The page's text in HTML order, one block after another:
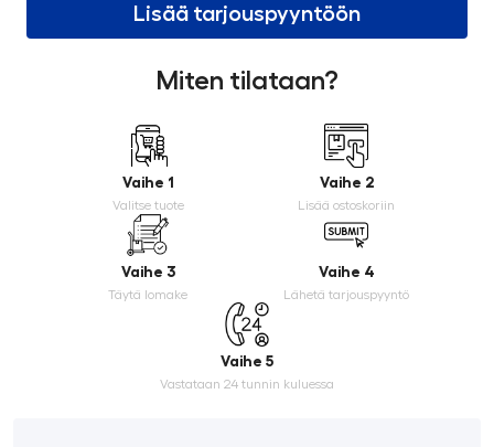
Lisää tarjouspyyntöön
Miten tilataan?
Vaihe 1
Valitse tuote
Vaihe 2
Lisää ostoskoriin
Vaihe 3
Täytä lomake
Vaihe 4
Lähetä tarjouspyyntö
Vaihe 5
Vastataan 24 tunnin kuluessa